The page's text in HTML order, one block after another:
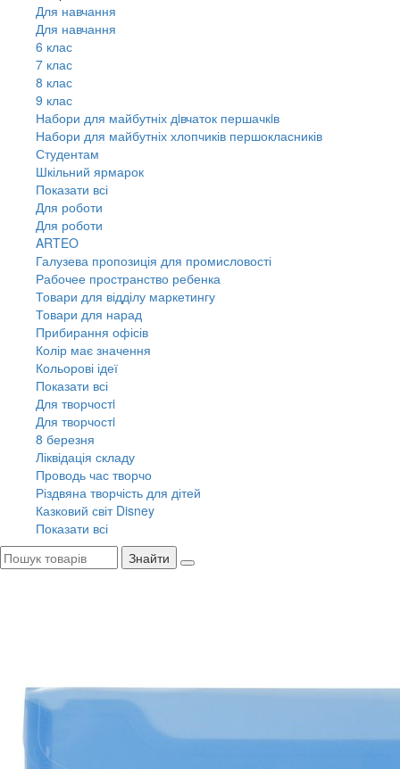
Для навчання
Для навчання
6 клас
7 клас
8 клас
9 клас
Набори для майбутніх дiвчаток першачкiв
Набори для майбутніх хлопчиків першокласників
Студентам
Шкільний ярмарок
Показати всі
Для роботи
Для роботи
ARTEO
Галузева пропозиція для промисловості
Рабочее пространство ребенка
Товари для відділу маркетингу
Товари для нарад
Прибирання офісів
Колір має значення
Кольорові ідеї
Показати всі
Для творчостi
Для творчостi
8 березня
Ліквідація складу
Проводь час творчо
Різдвяна творчість для дітей
Казковий світ Disney
Показати всі
Знайти